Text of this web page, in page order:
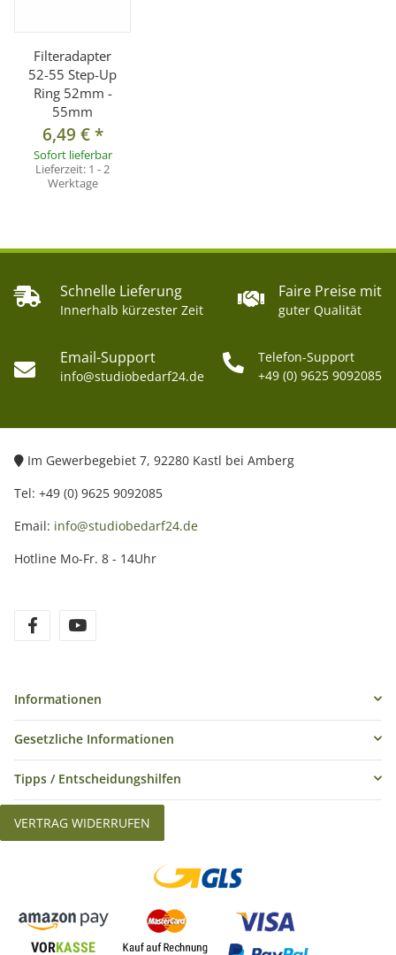
Filteradapter
52-55 Step-Up
Ring 52mm -
55mm
6,49 €*
Sofort lieferbar
Lieferzeit: 1 - 2
Werktage
Schnelle Lieferung
Innerhalb kürzester Zeit
Faire Preise mit
guter Qualität
Email-Support
info@studiobedarf24.de
Telefon-Support
+49 (0) 9625 9092085
Im Gewerbegebiet 7, 92280 Kastl bei Amberg
Tel: +49 (0) 9625 9092085
Email: info@studiobedarf24.de
Hotline Mo-Fr. 8 - 14Uhr
Informationen
Gesetzliche Informationen
Tipps / Entscheidungshilfen
VERTRAG WIDERRUFEN